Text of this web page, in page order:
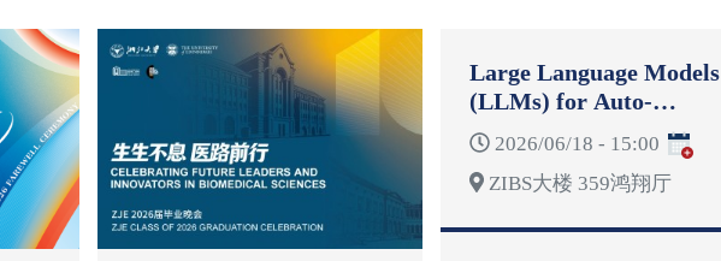
Large Language Models
(LLMs) for Auto-
Formulation and Auto-
Reformulation
2026/06/18 - 15:00
ZIBS大楼 359鸿翔厅